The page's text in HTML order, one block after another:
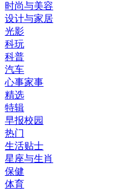
时尚与美容
设计与家居
光影
科玩
科普
汽车
心事家事
精选
特辑
早报校园
热门
生活贴士
星座与生肖
保健
体育